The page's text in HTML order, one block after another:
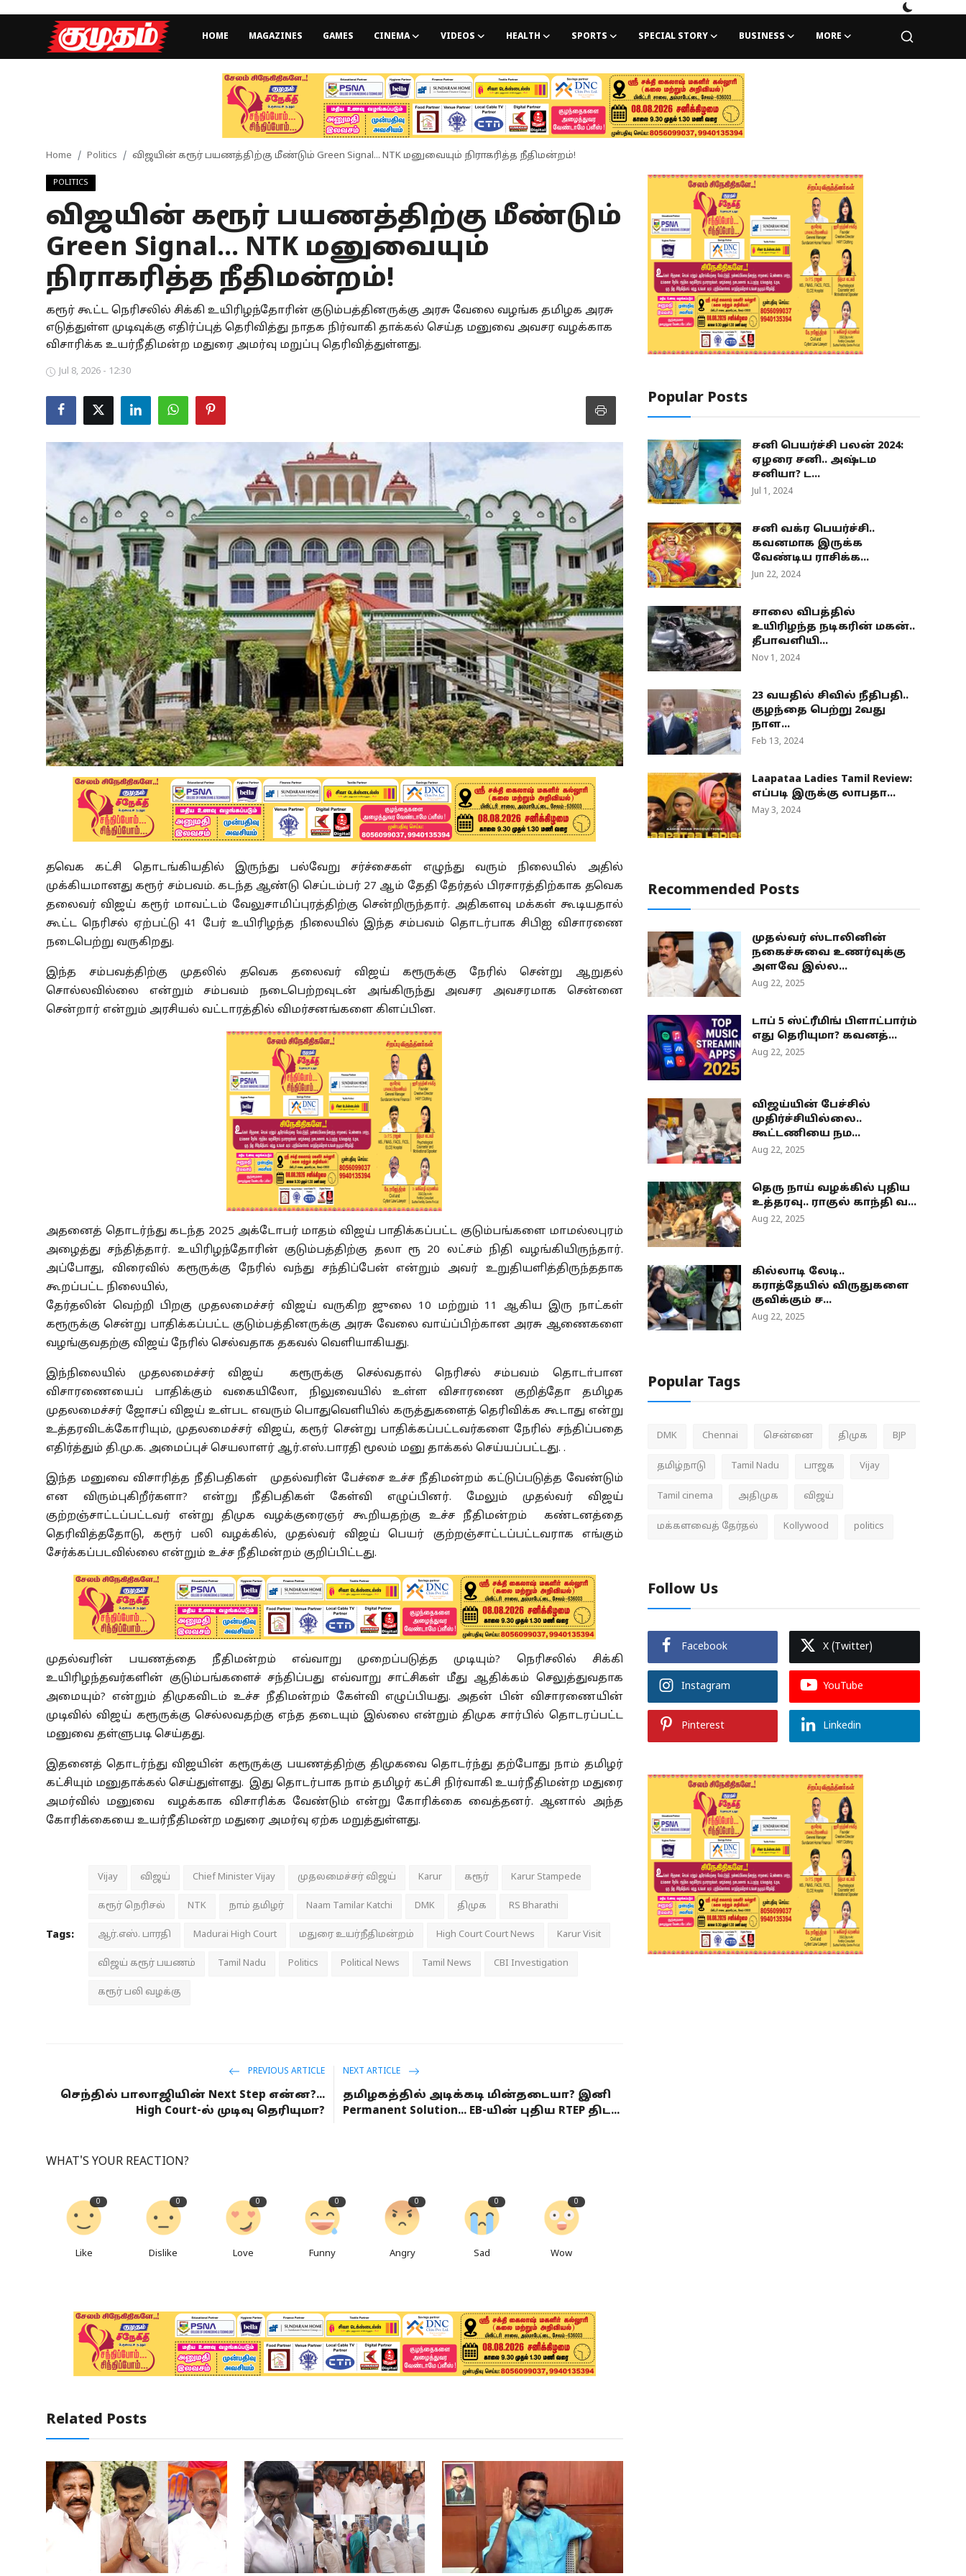
HOME MAGAZINES GAMES CINEMA VIDEOS HEALTH SPORTS SPECIAL STORY BUSINESS MORE
Games
Special Story
Business
Tamilnadu
National
Astrology
Spirituality
Weather
Politics
Home Politics விஜயின் கரூர் பயணத்திற்கு மீண்டும் Green Signal... NTK மனுவையும் நிராகரித்த நீதிமன்றம்!
POLITICS
விஜயின் கரூர் பயணத்திற்கு மீண்டும்
Green Signal... NTK மனுவையும்
நிராகரித்த நீதிமன்றம்!
கரூர் கூட்ட நெரிசலில் சிக்கி உயிரிழந்தோரின் குடும்பத்தினருக்கு அரசு வேலை வழங்க தமிழக அரசு
எடுத்துள்ள முடிவுக்கு எதிர்ப்புத் தெரிவித்து நாதக நிர்வாகி தாக்கல் செய்த மனுவை அவசர வழக்காக
விசாரிக்க உயர்நீதிமன்ற மதுரை அமர்வு மறுப்பு தெரிவித்துள்ளது.
Jul 8, 2026 - 12:30
தவெக கட்சி தொடங்கியதில் இருந்து பல்வேறு சர்ச்சைகள் எழுந்து வரும் நிலையில் அதில்
முக்கியமானது கரூர் சம்பவம். கடந்த ஆண்டு செப்டம்பர் 27 ஆம் தேதி தேர்தல் பிரசாரத்திற்காக தவெக
தலைவர் விஜய் கரூர் மாவட்டம் வேலுசாமிப்புரத்திற்கு சென்றிருந்தார். அதிகளவு மக்கள் கூடியதால்
கூட்ட நெரிசல் ஏற்பட்டு 41 பேர் உயிரிழந்த நிலையில் இந்த சம்பவம் தொடர்பாக சிபிஐ விசாரணை
நடைபெற்று வருகிறது.
இந்த சம்பவத்திற்கு முதலில் தவெக தலைவர் விஜய் கரூருக்கு நேரில் சென்று ஆறுதல்
சொல்லவில்லை என்றும் சம்பவம் நடைபெற்றவுடன் அங்கிருந்து அவசர அவசரமாக சென்னை
சென்றார் என்றும் அரசியல் வட்டாரத்தில் விமர்சனங்களை கிளப்பின.
அதனைத் தொடர்ந்து கடந்த 2025 அக்டோபர் மாதம் விஜய் பாதிக்கப்பட்ட குடும்பங்களை மாமல்லபுரம்
அழைத்து சந்தித்தார். உயிரிழந்தோரின் குடும்பத்திற்கு தலா ரூ 20 லட்சம் நிதி வழங்கியிருந்தார்.
அப்போது, விரைவில் கரூருக்கு நேரில் வந்து சந்திப்பேன் என்றும் அவர் உறுதியளித்திருந்ததாக
கூறப்பட்ட நிலையில்,
தேர்தலின் வெற்றி பிறகு முதலமைச்சர் விஜய் வருகிற ஜுலை 10 மற்றும் 11 ஆகிய இரு நாட்கள்
கரூருக்கு சென்று பாதிக்கப்பட்ட குடும்பத்தினருக்கு அரசு வேலை வாய்ப்பிற்கான அரசு ஆணைகளை
வழங்குவதற்கு விஜய் நேரில் செல்வதாக தகவல் வெளியாகியது.
இந்நிலையில் முதலமைச்சர் விஜய் கரூருக்கு செல்வதால் நெரிசல் சம்பவம் தொடா்பான
விசாரணையைப் பாதிக்கும் வகையிலோ, நிலுவையில் உள்ள விசாரணை குறித்தோ தமிழக
முதலமைச்சர் ஜோசப் விஜய் உள்பட எவரும் பொதுவெளியில் கருத்துகளைத் தெரிவிக்க கூடாது என்று
உத்தரவிடக்கோரியும், முதலமைச்சர் விஜய், கரூர் சென்று பாதிக்கப்பட்டவர்களை நேரில் சந்திப்பதை
எதிர்த்தும் தி.மு.க. அமைப்புச் செயலாளர் ஆர்.எஸ்.பாரதி மூலம் மனு தாக்கல் செய்யப்பட்டது. .
இந்த மனுவை விசாரித்த நீதிபதிகள் முதல்வரின் பேச்சை உச்ச நீதிமன்றம் கட்டுப்படுத்த வேண்டும்
என விரும்புகிறீர்களா? என்று நீதிபதிகள் கேள்வி எழுப்பினர். மேலும் முதல்வர் விஜய்
குற்றஞ்சாட்டப்பட்டவர் என்று திமுக வழக்குரைஞர் கூறியதற்கு உச்ச நீதிமன்றம் கண்டனத்தை
தெரிவித்ததோடு, கரூர் பலி வழக்கில், முதல்வர் விஜய் பெயர் குற்றஞ்சாட்டப்பட்டவராக எங்கும்
சேர்க்கப்படவில்லை என்றும் உச்ச நீதிமன்றம் குறிப்பிட்டது.
முதல்வரின் பயணத்தை நீதிமன்றம் எவ்வாறு முறைப்படுத்த முடியும்? நெரிசலில் சிக்கி
உயிரிழந்தவர்களின் குடும்பங்களைச் சந்திப்பது எவ்வாறு சாட்சிகள் மீது ஆதிக்கம் செலுத்துவதாக
அமையும்? என்றும் திமுகவிடம் உச்ச நீதிமன்றம் கேள்வி எழுப்பியது. அதன் பின் விசாரணையின்
முடிவில் விஜய் கரூருக்கு செல்லவதற்கு எந்த தடையும் இல்லை என்றும் திமுக சார்பில் தொடரப்பட்ட
மனுவை தள்ளுபடி செய்தது.
இதனைத் தொடர்ந்து விஜயின் கரூருக்கு பயணத்திற்கு திமுகவை தொடர்ந்து தற்போது நாம் தமிழர்
கட்சியும் மனுதாக்கல் செய்துள்ளது. இது தொடர்பாக நாம் தமிழர் கட்சி நிர்வாகி உயர்நீதிமன்ற மதுரை
அமர்வில் மனுவை வழக்காக விசாரிக்க வேண்டும் என்று கோரிக்கை வைத்தனர். ஆனால் அந்த
கோரிக்கையை உயர்நீதிமன்ற மதுரை அமர்வு ஏற்க மறுத்துள்ளது.
Tags:
Vijay விஜய் Chief Minister Vijay முதலமைச்சர் விஜய் Karur கரூர் Karur Stampede
கரூர் நெரிசல் NTK நாம் தமிழர் Naam Tamilar Katchi DMK திமுக RS Bharathi
ஆர்.எஸ். பாரதி Madurai High Court மதுரை உயர்நீதிமன்றம் High Court Court News Karur Visit
விஜய் கரூர் பயணம் Tamil Nadu Politics Political News Tamil News CBI Investigation
கரூர் பலி வழக்கு
PREVIOUS ARTICLE
செந்தில் பாலாஜியின் Next Step என்ன?...
High Court-ல் முடிவு தெரியுமா?
NEXT ARTICLE
தமிழகத்தில் அடிக்கடி மின்தடையா? இனி
Permanent Solution... EB-யின் புதிய RTEP திட...
WHAT'S YOUR REACTION?
0
Like
0
Dislike
0
Love
0
Funny
0
Angry
0
Sad
0
Wow
Related Posts
Popular Posts
சனி பெயர்ச்சி பலன் 2024:
ஏழரை சனி.. அஷ்டம
சனியா? ட...
Jul 1, 2024
சனி வக்ர பெயர்ச்சி..
கவனமாக இருக்க
வேண்டிய ராசிக்க...
Jun 22, 2024
சாலை விபத்தில்
உயிரிழந்த நடிகரின் மகன்..
தீபாவளியி...
Nov 1, 2024
23 வயதில் சிவில் நீதிபதி..
குழந்தை பெற்று 2வது
நாள...
Feb 13, 2024
Laapataa Ladies Tamil Review:
எப்படி இருக்கு லாபதா...
May 3, 2024
Recommended Posts
முதல்வர் ஸ்டாலினின்
நகைச்சுவை உணர்வுக்கு
அளவே இல்ல...
Aug 22, 2025
டாப் 5 ஸ்ட்ரீமிங் பிளாட்பார்ம்
எது தெரியுமா? கவனத்...
Aug 22, 2025
விஜய்யின் பேச்சில்
முதிர்ச்சியில்லை..
கூட்டணியை நம...
Aug 22, 2025
தெரு நாய் வழக்கில் புதிய
உத்தரவு.. ராகுல் காந்தி வ...
Aug 22, 2025
கில்லாடி லேடி..
கராத்தேயில் விருதுகளை
குவிக்கும் ச...
Aug 22, 2025
Popular Tags
DMK Chennai சென்னை திமுக BJP
தமிழ்நாடு Tamil Nadu பாஜக Vijay
Tamil cinema அதிமுக விஜய்
மக்களவைத் தேர்தல் Kollywood politics
Follow Us
Facebook X (Twitter)
Instagram YouTube
Pinterest Linkedin